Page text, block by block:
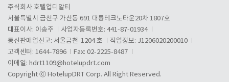
주식회사 호텔업디알티
서울특별시 금천구 가산동 691 대륭테크노타운20차 1807호
대표이사: 이송주
사업자등록번호: 441-87-01934
통신판매업신고: 서울금천-1204 호
직업정보: J1206020200010
고객센터: 1644-7896
Fax: 02-2225-8487
이메일: hdrt1109@hotelupdrt.com
Copyright ⓒ HotelupDRT Corp. All Right Reserved.